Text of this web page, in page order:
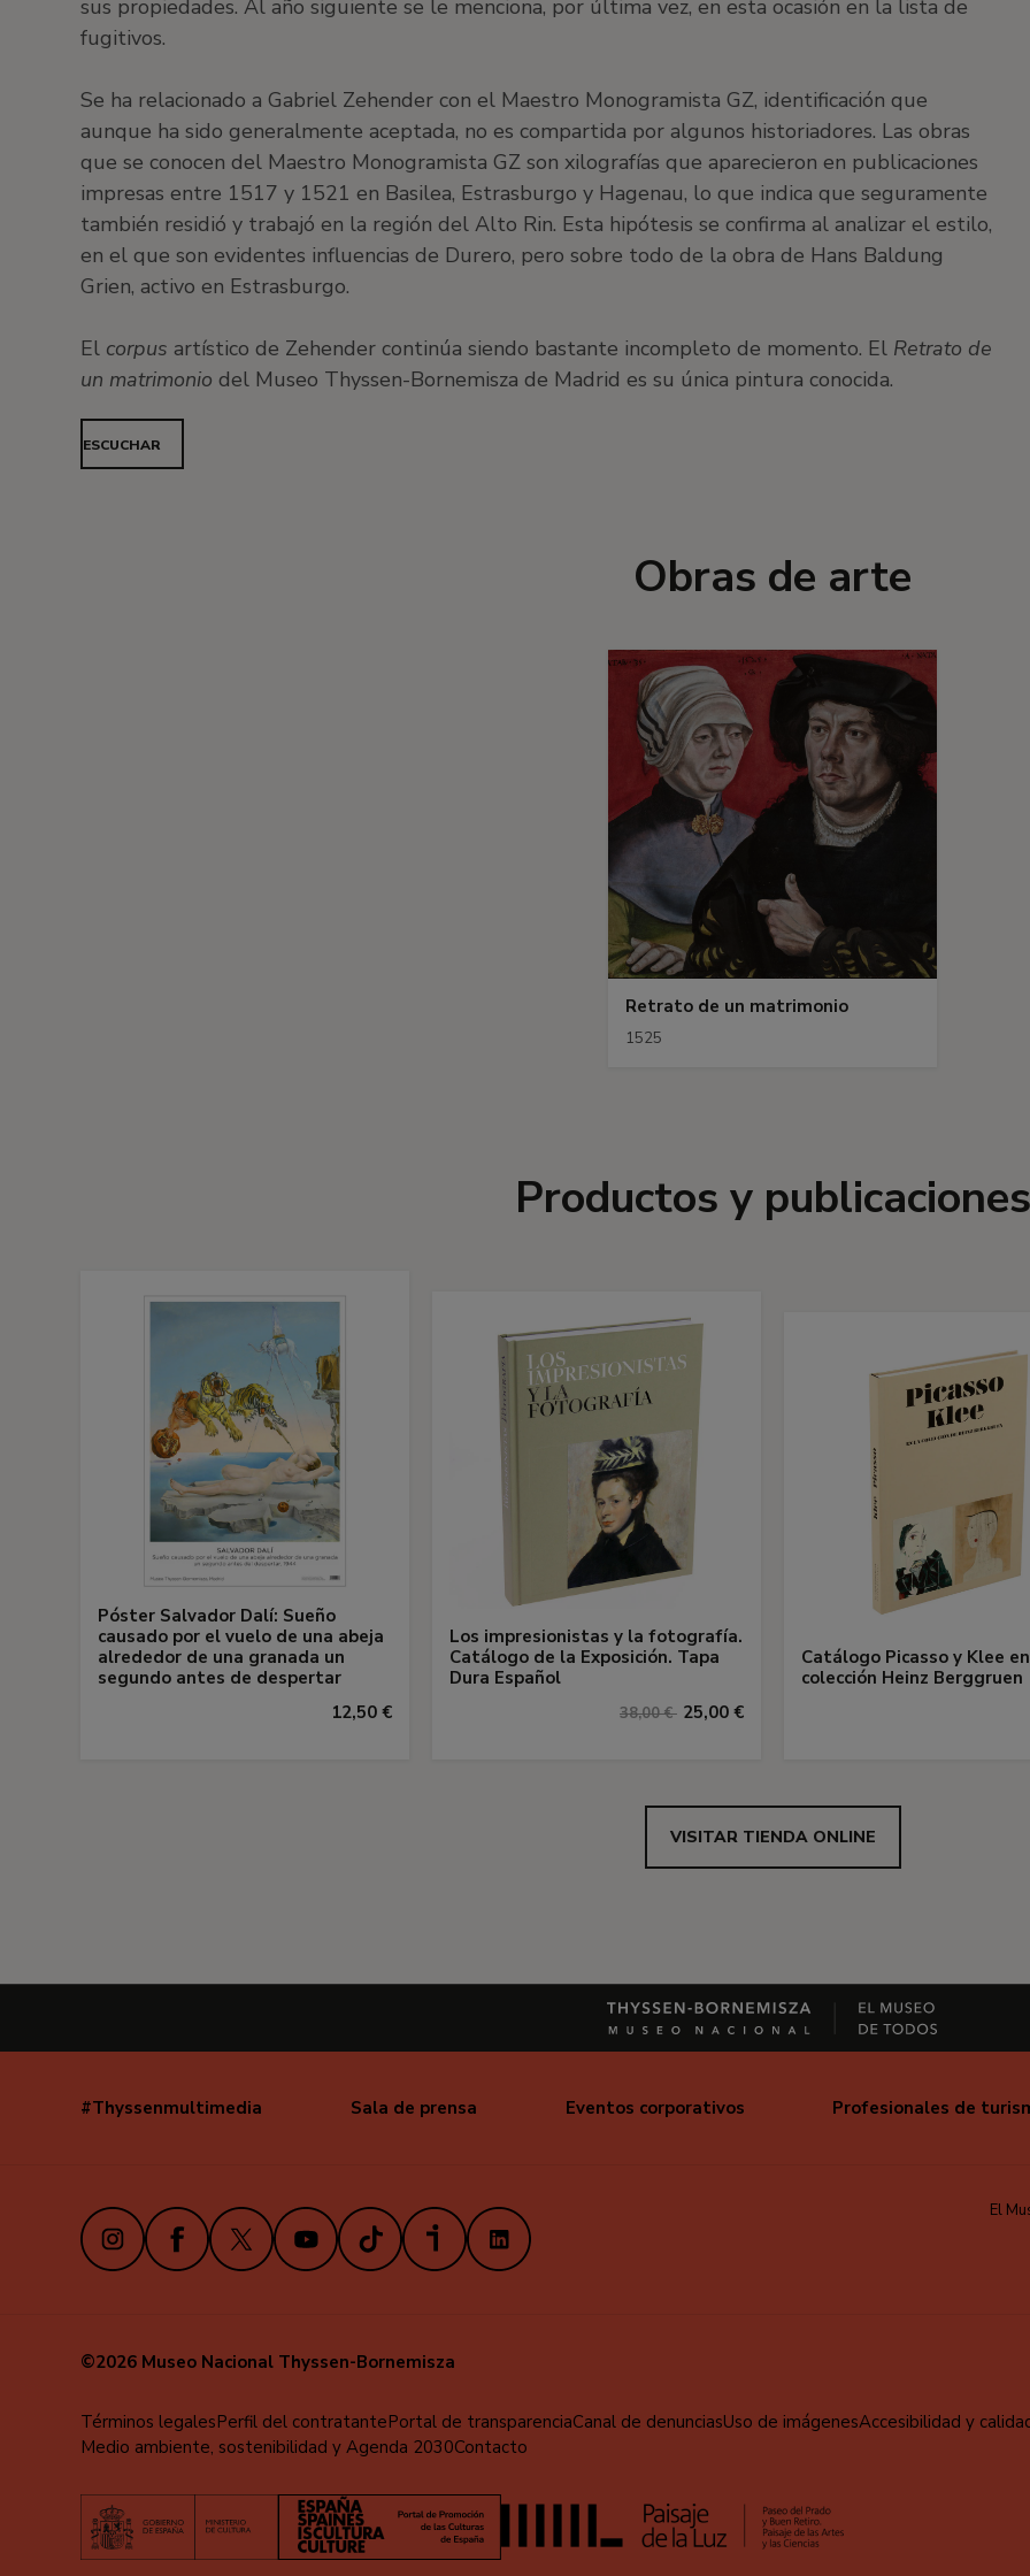
sus propiedades. Al año siguiente se le menciona, por última vez, en esta ocasión en la lista de
fugitivos.
Se ha relacionado a Gabriel Zehender con el Maestro Monogramista GZ, identificación que
aunque ha sido generalmente aceptada, no es compartida por algunos historiadores. Las obras
que se conocen del Maestro Monogramista GZ son xilografías que aparecieron en publicaciones
impresas entre 1517 y 1521 en Basilea, Estrasburgo y Hagenau, lo que indica que seguramente
también residió y trabajó en la región del Alto Rin. Esta hipótesis se confirma al analizar el estilo,
en el que son evidentes influencias de Durero, pero sobre todo de la obra de Hans Baldung
Grien, activo en Estrasburgo.
El corpus artístico de Zehender continúa siendo bastante incompleto de momento. El Retrato de
un matrimonio del Museo Thyssen-Bornemisza de Madrid es su única pintura conocida.
ESCUCHAR
Obras de arte
Retrato de un matrimonio
1525
Productos y publicaciones
Póster Salvador Dalí: Sueño
causado por el vuelo de una abeja
alrededor de una granada un
segundo antes de despertar
12,50 €
Los impresionistas y la fotografía.
Catálogo de la Exposición. Tapa
Dura Español
38,00 € 25,00 €
Catálogo Picasso y Klee
colección Heinz Berggruen
VISITAR TIENDA ONLINE
Navegación
#Thyssenmultimedia Sala de prensa Eventos corporativos Profesionales de
InstagramFacebook
X YoutubeTikTokiVoox LinkedIn El
©2026 Museo Nacional Thyssen-Bornemisza
Menú
al
Términos legalesPerfil del contratantePortal de transparenciaCanal de denunciasUso de imágenesAccesibilidad y
Medio ambiente, sostenibilidad y Agenda 2030Contacto